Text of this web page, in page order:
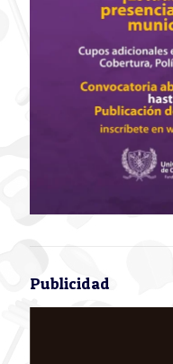
Publicidad